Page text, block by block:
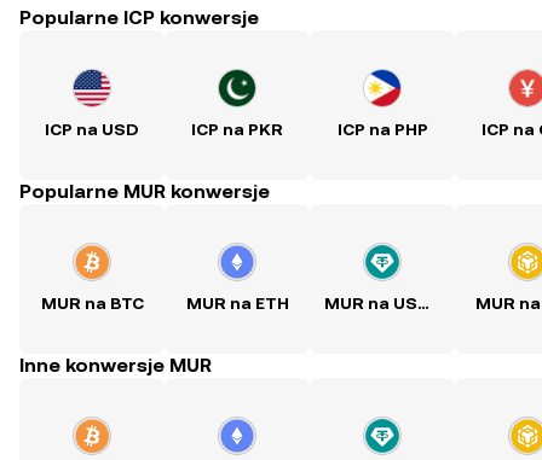
Popularne ICP konwersje
ICP na USD ICP na PKR ICP na PHP ICP na
Popularne MUR konwersje
MUR na BTC MUR na ETH MUR na USDT MUR
Inne konwersje MUR